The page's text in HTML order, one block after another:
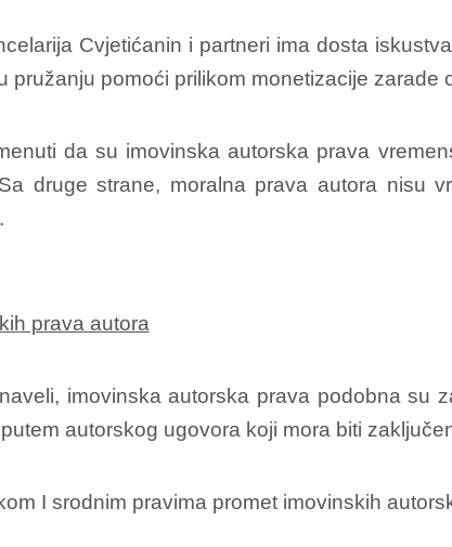
Cvjetićanin i partneri ima dosta
pružanju pomoći prilikom monetizacije zarade
da su imovinska autorska prava
druge strane, moralna prava autora nisu
prava autora
imovinska autorska prava podobna su
autorskog ugovora koji mora biti
I srodnim pravima promet imovinskih